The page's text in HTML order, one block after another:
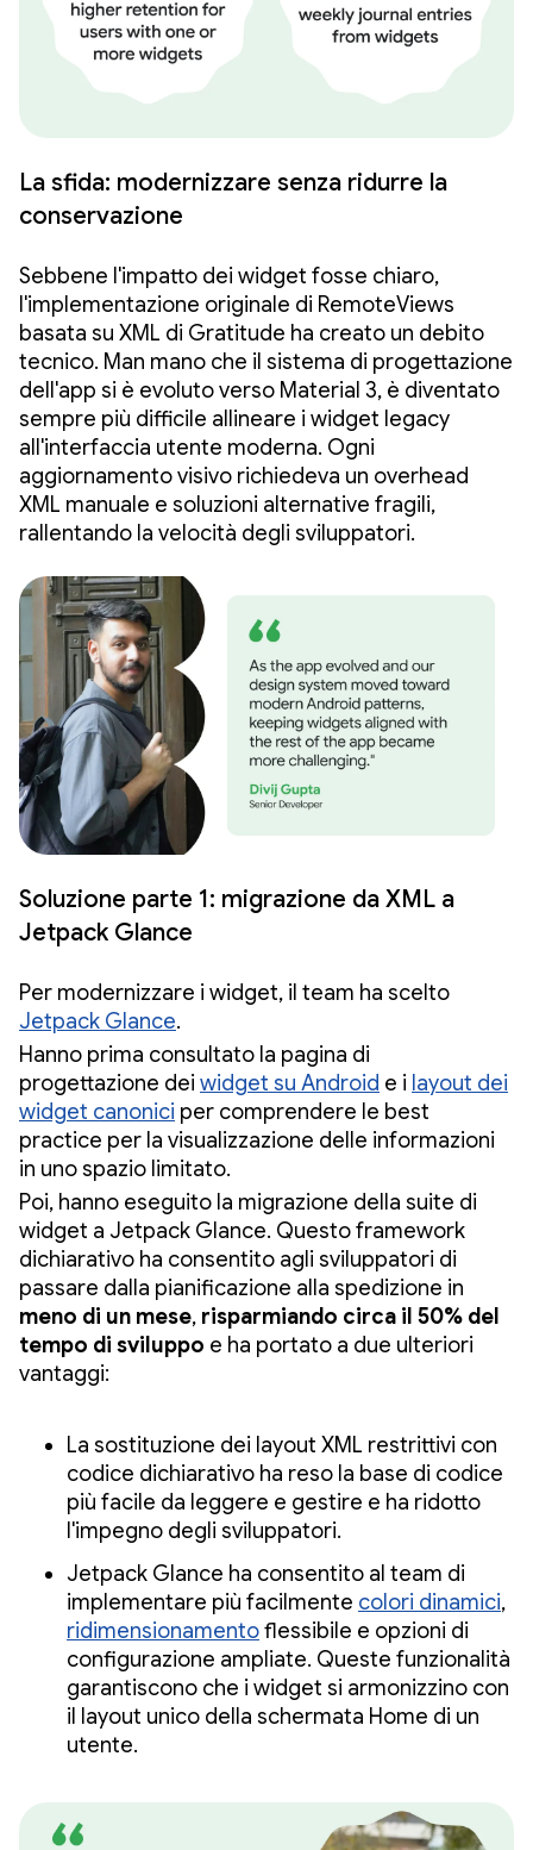
La sfida: modernizzare senza ridurre la
conservazione
Sebbene l'impatto dei widget fosse chiaro,
l'implementazione originale di RemoteViews
basata su XML di Gratitude ha creato un debito
tecnico. Man mano che il sistema di progettazione
dell'app si è evoluto verso Material 3, è diventato
sempre più difficile allineare i widget legacy
all'interfaccia utente moderna. Ogni
aggiornamento visivo richiedeva un overhead
XML manuale e soluzioni alternative fragili,
rallentando la velocità degli sviluppatori.
Soluzione parte 1: migrazione da XML a
Jetpack Glance
Per modernizzare i widget, il team ha scelto
Jetpack Glance.
Hanno prima consultato la pagina di
progettazione dei widget su Android e i layout dei
widget canonici per comprendere le best
practice per la visualizzazione delle informazioni
in uno spazio limitato.
Poi, hanno eseguito la migrazione della suite di
widget a Jetpack Glance. Questo framework
dichiarativo ha consentito agli sviluppatori di
passare dalla pianificazione alla spedizione in
meno di un mese, risparmiando circa il 50% del
tempo di sviluppo e ha portato a due ulteriori
vantaggi:
La sostituzione dei layout XML restrittivi con
codice dichiarativo ha reso la base di codice
più facile da leggere e gestire e ha ridotto
l'impegno degli sviluppatori.
Jetpack Glance ha consentito al team di
implementare più facilmente colori dinamici,
ridimensionamentoflessibile e opzioni di
configurazione ampliate. Queste funzionalità
garantiscono che i widget si armonizzino con
il layout unico della schermata Home di un
utente.